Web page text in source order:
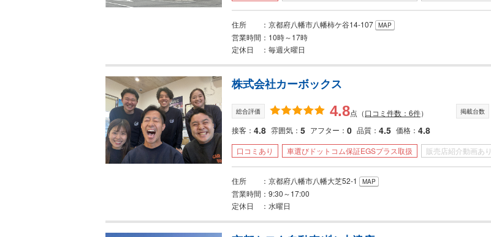
住所 京都府八幡市八幡柿ケ谷14-107 MAP
営業時間
10時～17時
定休日
毎週火曜日
株式会社カーボックス
総合評価 4.8点 （口コミ件数：6件）
接客
4.8 雰囲気 5 アフター 0 品質 4.5 価格 4.8
掲載台数
口コミあり 車選びドットコム保証EGSプラス取扱 販売店紹介動画あり
住所 京都府八幡市八幡大芝52-1 MAP
営業時間
9:30～17:00
定休日
水曜日